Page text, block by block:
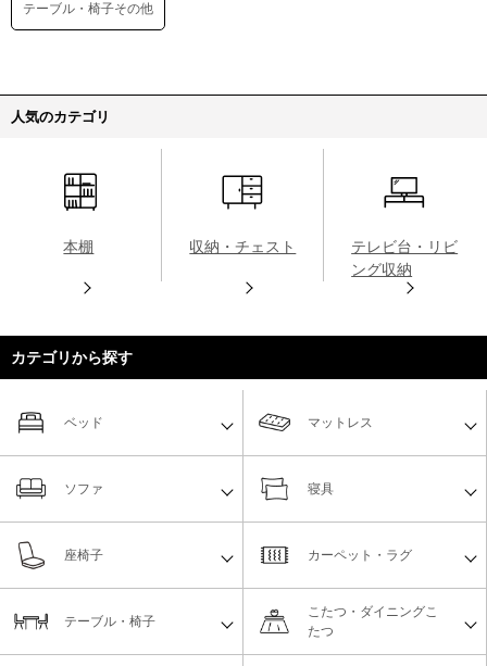
テーブル・椅子その他
人気のカテゴリ
本棚 収納・チェスト
テレビ台・リビ
ング収納
カテゴリから探す
ベッド マットレス
ソファ 寝具
座椅子 カーペット・ラグ
テーブル・椅子
こたつ・ダイニングこ
たつ